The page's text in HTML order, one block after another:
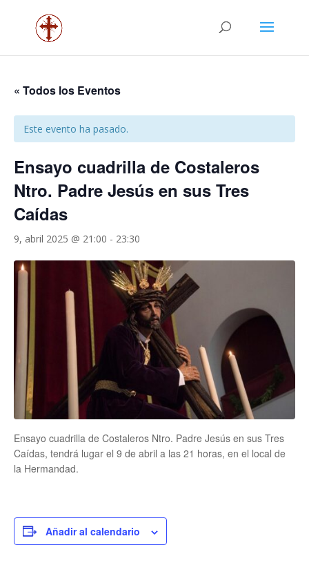
« Todos los Eventos
Este evento ha pasado.
Ensayo cuadrilla de Costaleros
Ntro. Padre Jesús en sus Tres
Caídas
9, abril 2025 @ 21:00 - 23:30
Ensayo cuadrilla de Costaleros Ntro. Padre Jesús en sus Tres
Caídas, tendrá lugar el 9 de abril a las 21 horas, en el local de
la Hermandad.
Añadir al calendario